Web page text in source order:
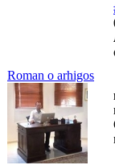
Roman o arhigos